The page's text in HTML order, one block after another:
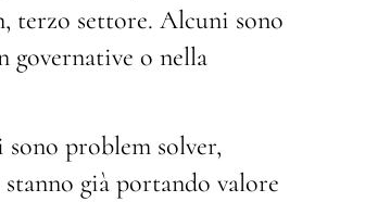
terzo settore. Alcuni sono
o nella
problem solver,
già portando valore